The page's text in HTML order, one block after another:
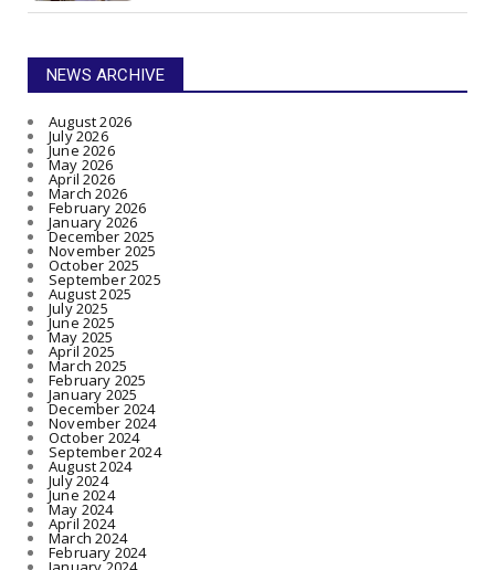
NEWS ARCHIVE
August 2026
July 2026
June 2026
May 2026
April 2026
March 2026
February 2026
January 2026
December 2025
November 2025
October 2025
September 2025
August 2025
July 2025
June 2025
May 2025
April 2025
March 2025
February 2025
January 2025
December 2024
November 2024
October 2024
September 2024
August 2024
July 2024
June 2024
May 2024
April 2024
March 2024
February 2024